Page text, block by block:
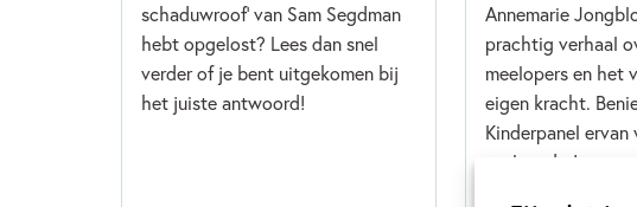
schaduwroof' van Sam Segdman
hebt opgelost? Lees dan snel
verder of je bent uitgekomen bij
het juiste antwoord!
Annemarie
prachtig verhaal
meelopers en het
eigen kracht.
Kinderpanel ervan
snel verder!